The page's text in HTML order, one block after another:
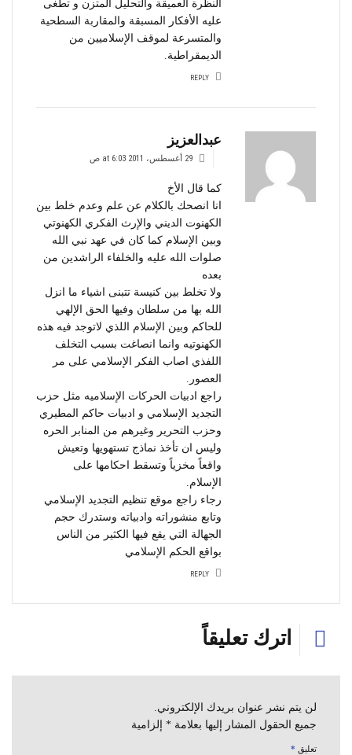
النظرة العميقة والتحليل المتزن و تطغى
عليه الأفكار المسبقة والمقاربة السطحية
والمتسرعة لموقف الإسلاميين من
الديمقراطية.
REPLY
عبدالعزيز
29 أغسطس، 2011 at 6:03 ص
كما قال الأخ
انا انصحك بالكلام عن علم وعدم خلط بين
الكهنوت الديني والإرث الفكري الكهنوتي
وبين الإسلام كما كان في عهد نبي الله
صلوات الله عليه والخلفاء الراشدين من
بعده
ولا تخلط بين كنيسة تتبنى اشياء ما انزل
الله بها من سلطان وفيها الحق الإلهي
للحاكم وبين الإسلام اللذي لاتوجد فيه هذه
الكهنوتيه وانما انصاغت بسبب التخلف
اللفذي اصاب الفكر الإسلامي على مر
العصور.
راجع ادبيات الحركات الإسلاميه مثل حزب
التجديد الإسلامي و ادبيات حاكم المطيري
وحزب التحرير وغيرهم من المنابر الحره
وليس ان تأخذ نماذج تستهويها وتعيش
واقعاً مخزياً وتسقط احكامها على
الإسلام.
رجاء راجع موقع تنظيم التجديد الإسلامي
وتابع منشوراته وادبياته وستدرك حجم
الجهالة التي يقع فيها الكثير من الناس
بواقع الحكم الإسلامي
REPLY
اترك تعليقاً
لن يتم نشر عنوان بريدك الإلكتروني.
جميع الحقول المشار إليها بعلامة * إلزامية
تعليق *